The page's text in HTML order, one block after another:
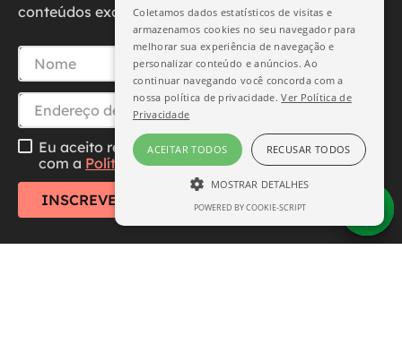
conteúdos exclusivos diretamente no seu e-mail.
Eu aceito receber essa newsletter, li e concordo
com a Política de Privacidade
INSCREVER-SE
Coletamos dados estatísticos de visitas e
armazenamos cookies no seu navegador para
melhorar sua experiência de navegação e
personalizar conteúdo e anúncios. Ao
continuar navegando você concorda com a
nossa política de privacidade.Ver Política de
Privacidade
ACEITAR TODOS RECUSAR TODOS
MOSTRAR DETALHES
ESTRITAMENTE NECESSÁRIO
POWERED BY COOKIE-SCRIPT